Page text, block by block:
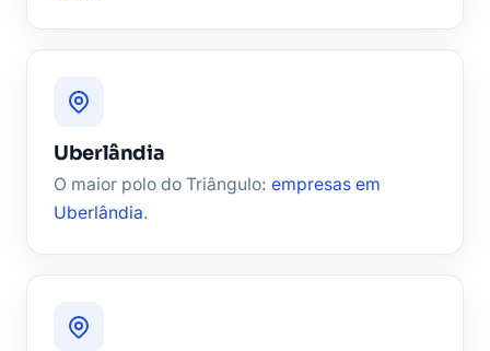
Uberlândia
O maior polo do Triângulo: empresas em
Uberlândia.